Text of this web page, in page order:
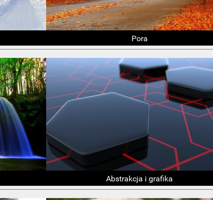
Pora
Abstrakcja i grafika